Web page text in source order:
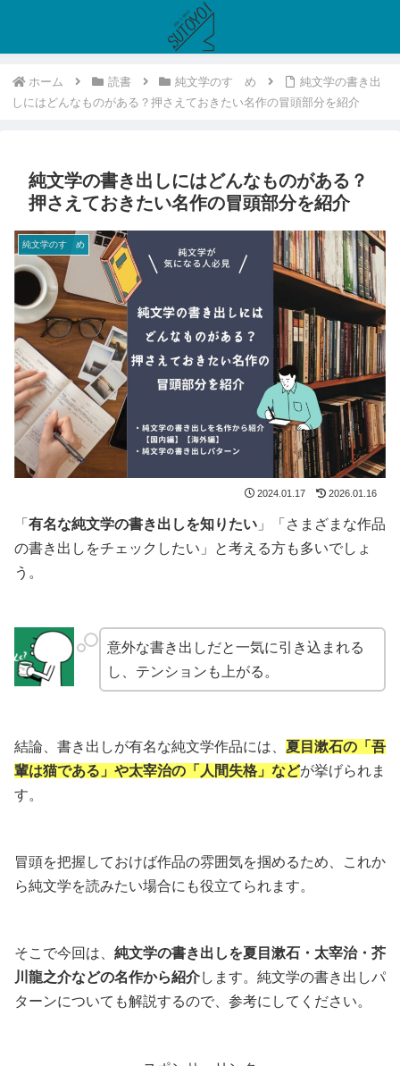
ホーム 読書 純文学のすゝめ
純文学の書き出
しにはどんなものがある？押さえておきたい名作の冒頭部分を紹介
純文学の書き出しにはどんなものがある？
押さえておきたい名作の冒頭部分を紹介
純文学のすゝめ
2024.01.17 2026.01.16
「 有名な純文学の書き出しを知りたい 」「さまざまな作品
の書き出しをチェックしたい」と考える方も多いでしょ
う。
意外な書き出しだと一気に引き込まれる
し、テンションも上がる。
結論、書き出しが有名な純文学作品には、 夏目漱石の「吾
輩は猫である」や太宰治の「人間失格」などが挙げられま
す。
冒頭を把握しておけば作品の雰囲気を掴めるため、これか
ら純文学を読みたい場合にも役立てられます。
そこで今回は、 純文学の書き出しを夏目漱石・太宰治・芥
川龍之介などの名作から紹介します。純文学の書き出しパ
ターンについても解説するので、参考にしてください。